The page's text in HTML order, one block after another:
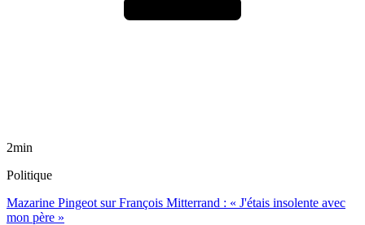
2min
Politique
Mazarine Pingeot sur François Mitterrand : « J'étais insolente avec
mon père »